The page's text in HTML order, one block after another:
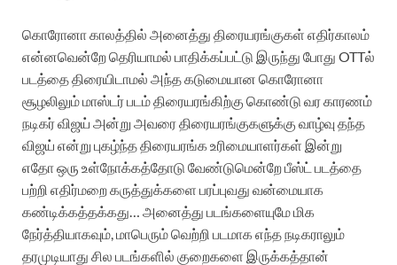
கொரோனா காலத்தில் அனைத்து திரையரங்குகள் எதிர்காலம்
என்னவென்றே தெரியாமல் பாதிக்கப்பட்டு இருந்து போது OTTல்
படத்தை திரையிடாமல் அந்த கடுமையான கொரோனா
சூழலிலும் மாஸ்டர் படம் திரையரங்கிற்கு கொண்டு வர காரணம்
நடிகர் விஜய் அன்று அவரை திரையரங்குகளுக்கு வாழ்வு தந்த
விஜய் என்று புகழ்ந்த திரையரங்க உரிமையாளர்கள் இன்று
எதோ ஒரு உள்நோக்கத்தோடு வேண்டுமென்றே பீஸ்ட் படத்தை
பற்றி எதிர்மறை கருத்துக்களை பரப்புவது வன்மையாக
கண்டிக்கத்தக்கது… அனைத்து படங்களையுமே மிக
நேர்த்தியாகவும், மாபெரும் வெற்றி படமாக எந்த நடிகராலும்
தரமுடியாது சில படங்களில் குறைகளை இருக்கத்தான்